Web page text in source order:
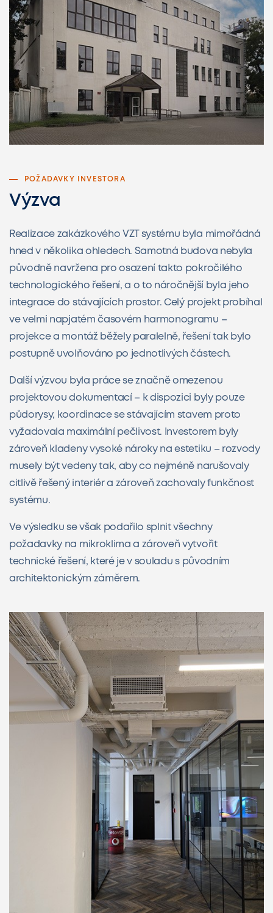
POŽADAVKY INVESTORA
Výzva
Realizace zakázkového VZT systému byla mimořádná
hned v několika ohledech. Samotná budova nebyla
původně navržena pro osazení takto pokročilého
technologického řešení, a o to náročnější byla jeho
integrace do stávajících prostor. Celý projekt probíhal
ve velmi napjatém časovém harmonogramu –
projekce a montáž běžely paralelně, řešení tak bylo
postupně uvolňováno po jednotlivých částech.
Další výzvou byla práce se značně omezenou
projektovou dokumentací – k dispozici byly pouze
půdorysy, koordinace se stávajícím stavem proto
vyžadovala maximální pečlivost. Investorem byly
zároveň kladeny vysoké nároky na estetiku – rozvody
musely být vedeny tak, aby co nejméně narušovaly
citlivě řešený interiér a zároveň zachovaly funkčnost
systému.
Ve výsledku se však podařilo splnit všechny
požadavky na mikroklima a zároveň vytvořit
technické řešení, které je v souladu s původním
architektonickým záměrem.